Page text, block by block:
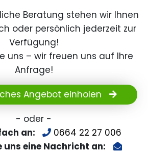
Beratung stehen wir Ihnen
oder persönlich jederzeit zur
Verfügung!
uns – wir freuen uns auf Ihre
Anfrage!
Angebot einholen
- oder -
an:
0664 22 27 006
uns eine Nachricht an: